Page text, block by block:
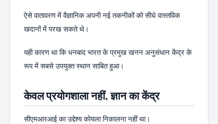
ऐसे वातावरण में वैज्ञानिक अपनी नई तकनीकों को सीधे वास्तविक
खदानों में परख सकते थे।
यही कारण था कि धनबाद भारत के प्रमुख खनन अनुसंधान केंद्र के
रूप में सबसे उपयुक्त स्थान साबित हुआ।
केवल प्रयोगशाला नहीं, ज्ञान का केंद्र
सीएमआरआई का उद्देश्य कोयला निकालना नहीं था।